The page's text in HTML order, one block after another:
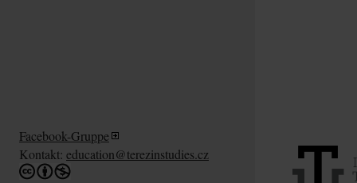
Facebook-Gruppe
Kontakt: education@terezinstudies.cz